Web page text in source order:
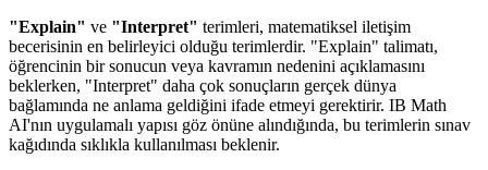
"Explain" ve "Interpret" terimleri, matematiksel iletişim
becerisinin en belirleyici olduğu terimlerdir. "Explain" talimatı,
öğrencinin bir sonucun veya kavramın nedenini açıklamasını
beklerken, "Interpret" daha çok sonuçların gerçek dünya
bağlamında ne anlama geldiğini ifade etmeyi gerektirir. IB Math
AI'nın uygulamalı yapısı göz önüne alındığında, bu terimlerin sınav
kağıdında sıklıkla kullanılması beklenir.